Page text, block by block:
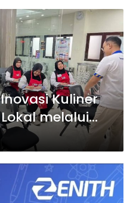
Kuliner
melalui
3 Kediri